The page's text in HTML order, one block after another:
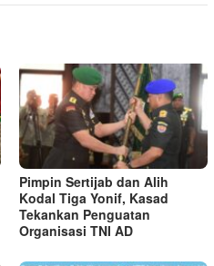
Pimpin Sertijab dan Alih
Kodal Tiga Yonif, Kasad
Tekankan Penguatan
Organisasi TNI AD